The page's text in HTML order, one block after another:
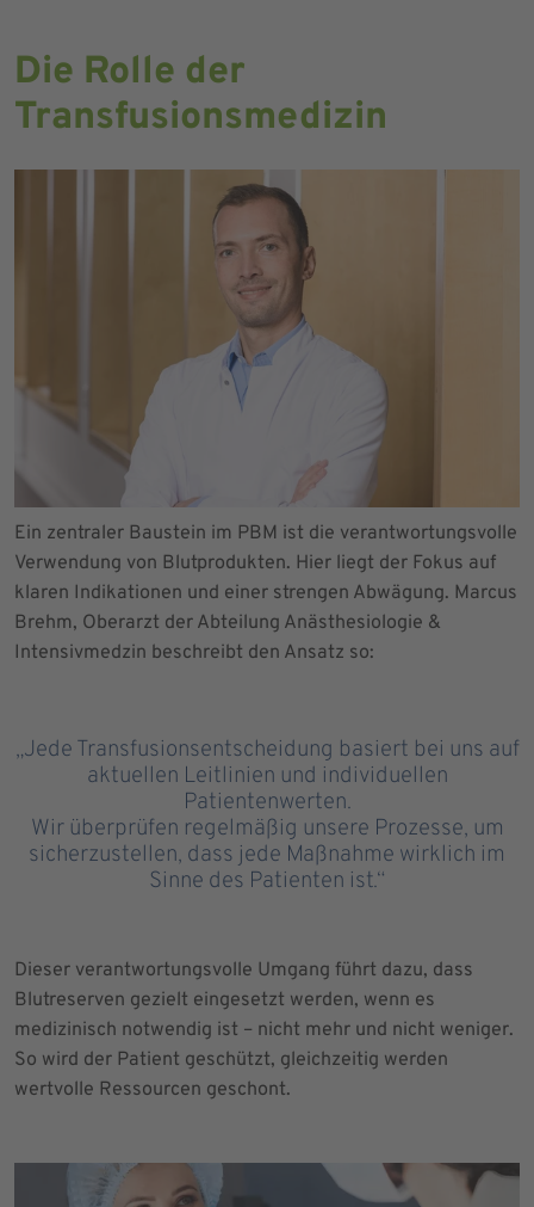
Die Rolle der
Transfusionsmedizin
Ein zentraler Baustein im PBM ist die verantwortungsvolle
Verwendung von Blutprodukten. Hier liegt der Fokus auf
klaren Indikationen und einer strengen Abwägung. Marcus
Brehm, Oberarzt der Abteilung Anästhesiologie &
Intensivmedzin beschreibt den Ansatz so:
„Jede Transfusionsentscheidung basiert bei uns auf
aktuellen Leitlinien und individuellen
Patientenwerten.
Wir überprüfen regelmäßig unsere Prozesse, um
sicherzustellen, dass jede Maßnahme wirklich im
Sinne des Patienten ist.“
Dieser verantwortungsvolle Umgang führt dazu, dass
Blutreserven gezielt eingesetzt werden, wenn es
medizinisch notwendig ist – nicht mehr und nicht weniger.
So wird der Patient geschützt, gleichzeitig werden
wertvolle Ressourcen geschont.